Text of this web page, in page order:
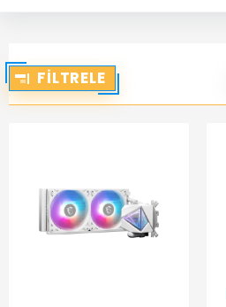
FILTRELE